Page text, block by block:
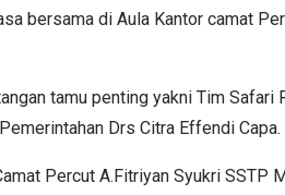
bersama di Aula Kantor camat
tamu penting yakni Tim Safari
Drs Citra Effendi Capa.
Percut A.Fitriyan Syukri SSTP